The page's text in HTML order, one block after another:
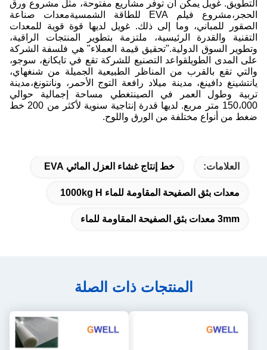
التطويق. غويل يمكن أن توفر مشاريع مفتوحة، مثل مشروع ورق
الحجر،مشروع فيلم EVA للطاقة الشمسيةمعدات صناعة
الصقور للمباني، وما إلى ذلك. غويل لديها قوة قوية للمعدات
التقنية والقدرة الرئيسية، ملتزمة بتطوير المنتجات الراقية،
وتطوير السوق الدولية."تحقيق قيمة العملاء" هي فلسفة الشركة
على المدى الطويلقواعد التصنيع للشركة تقع في تايكانغ، سوجو،
والتي تقع بالقرب من المناظر الطبيعية الجميلة من شنغهاي،
يانتشينغ دافينغ، مدينة ميلاد رافعة التوج الأحمر، ونانتونغ،مدينة
تربية وطول العمر في الصينتغطي مساحة إجمالية حوالي
150،000 متر مربع. لديها قدرة إنتاجية سنوية لأكثر من 200 خط
ضغط من أنواع مختلفة من الورق واللوح.
العلامات: خط إنتاج غشاء العزل المائي EVA
معدات بثق الصفيحة المقاومة للماء 1000kg H
3mm معدات بثق الصفيحة المقاومة للماء
المنتجات ذات الصلة